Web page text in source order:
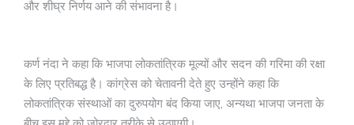
और शीघ्र निर्णय आने की संभावना है।
कर्ण नंदा ने कहा कि भाजपा लोकतांत्रिक मूल्यों और सदन की गरिमा की रक्षा
के लिए प्रतिबद्ध है। कांग्रेस को चेतावनी देते हुए उन्होंने कहा कि
लोकतांत्रिक संस्थाओं का दुरुपयोग बंद किया जाए, अन्यथा भाजपा जनता के